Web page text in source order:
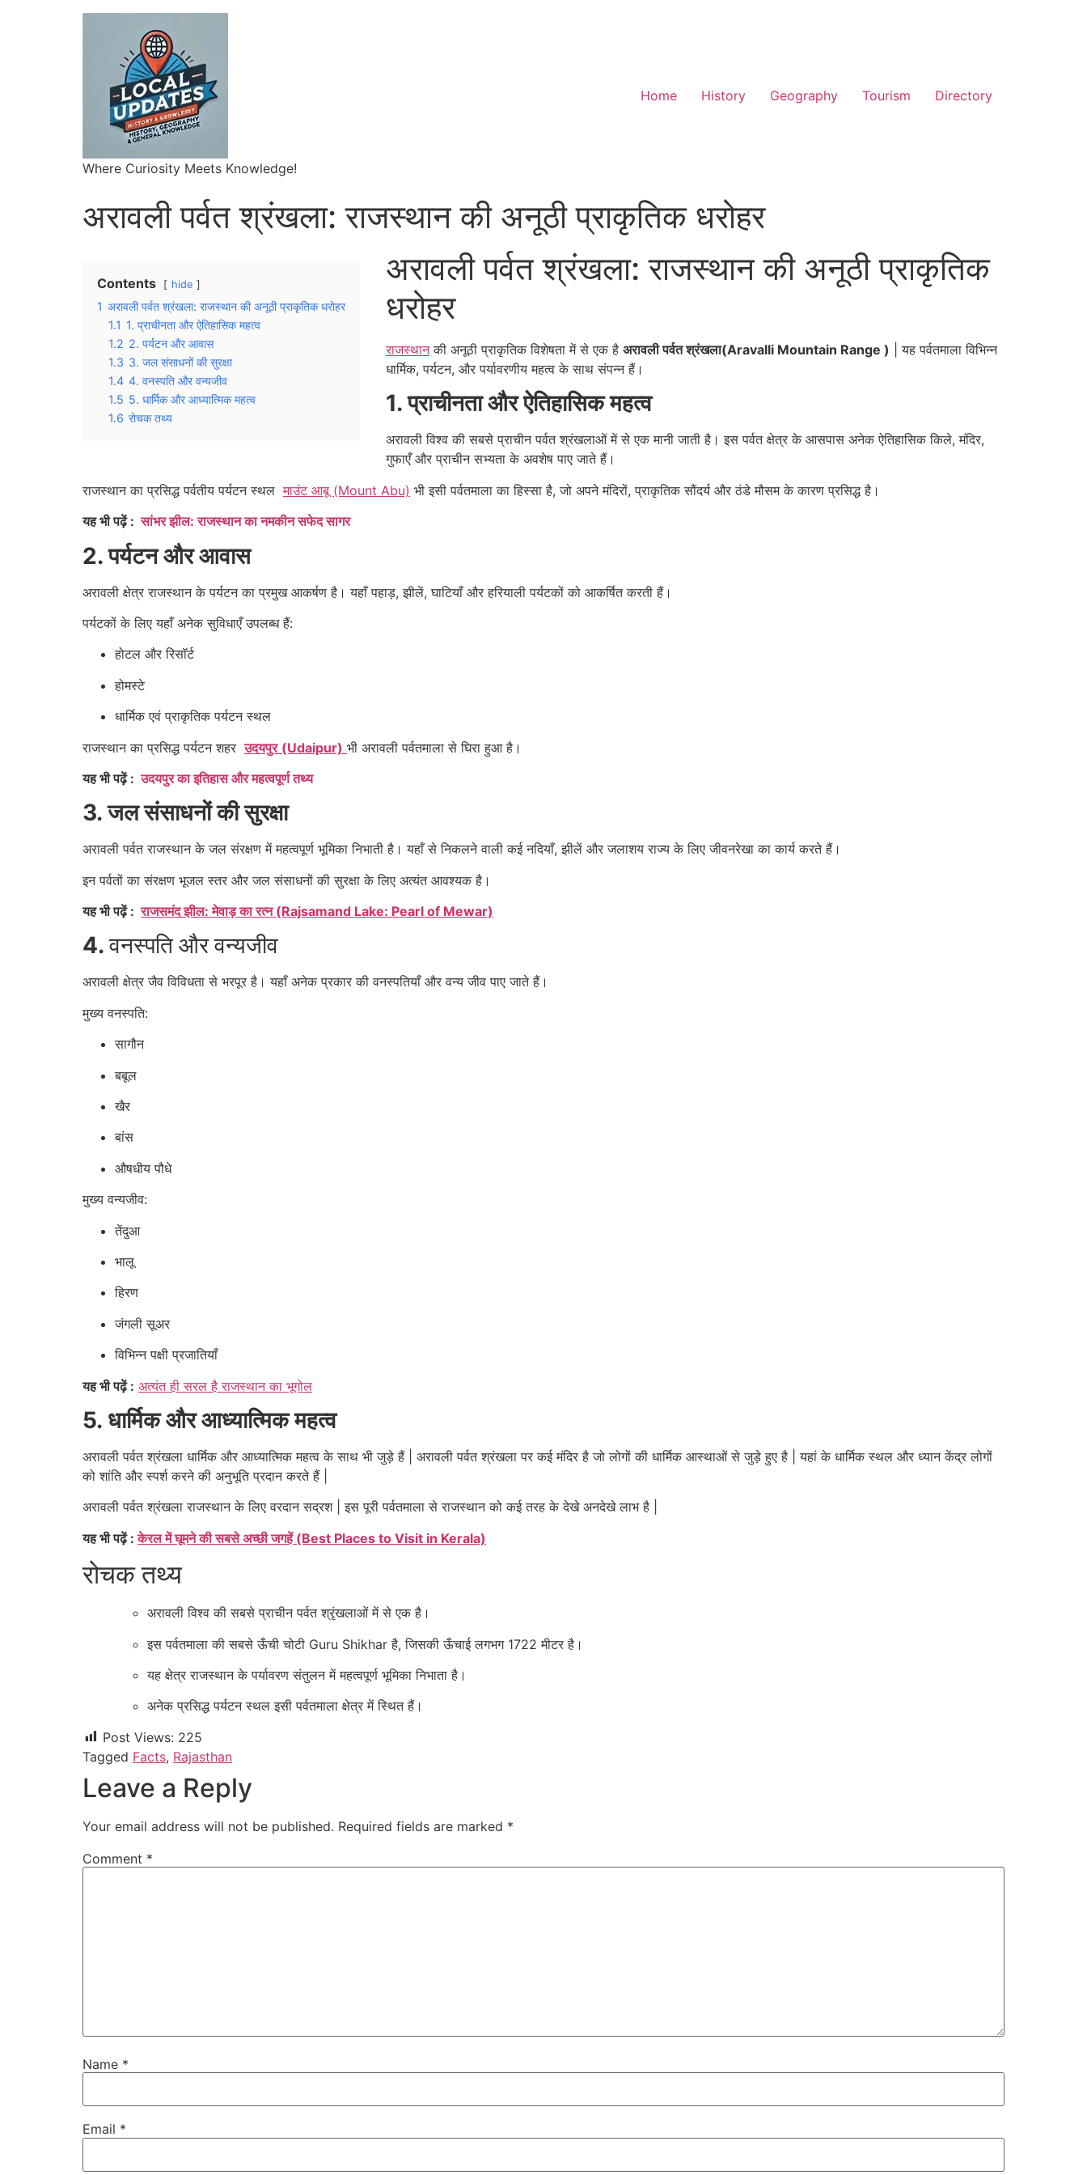
Where Curiosity Meets Knowledge!
Home History Geography Tourism Directory
अरावली पर्वत श्रंखला: राजस्थान की अनूठी प्राकृतिक धरोहर
Contents hide
1 अरावली पर्वत श्रंखला: राजस्थान की अनूठी प्राकृतिक धरोहर
1.1 1. प्राचीनता और ऐतिहासिक महत्व
1.2 2. पर्यटन और आवास
1.3 3. जल संसाधनों की सुरक्षा
1.4 4. वनस्पति और वन्यजीव
1.5 5. धार्मिक और आध्यात्मिक महत्व
1.6 रोचक तथ्य
अरावली पर्वत श्रंखला: राजस्थान की अनूठी प्राकृतिक
धरोहर
राजस्थानकी अनूठी प्राकृतिक विशेषता में से एक है अरावली पर्वत श्रंखला(Aravalli Mountain Range ) | यह पर्वतमाला विभिन्न
धार्मिक, पर्यटन, और पर्यावरणीय महत्व के साथ संपन्न हैं।
1. प्राचीनता और ऐतिहासिक महत्व
अरावली विश्व की सबसे प्राचीन पर्वत श्रंखलाओं में से एक मानी जाती है। इस पर्वत क्षेत्र के आसपास अनेक ऐतिहासिक किले, मंदिर,
गुफाएँ और प्राचीन सभ्यता के अवशेष पाए जाते हैं।
राजस्थान का प्रसिद्ध पर्वतीय पर्यटन स्थलमाउंट आबू (Mount Abu) भी इसी पर्वतमाला का हिस्सा है, जो अपने मंदिरों, प्राकृतिक सौंदर्य और ठंडे मौसम के कारण प्रसिद्ध है।
यह भी पढ़ें :सांभर झील: राजस्थान का नमकीन सफेद सागर
2. पर्यटन और आवास
अरावली क्षेत्र राजस्थान के पर्यटन का प्रमुख आकर्षण है। यहाँ पहाड़, झीलें, घाटियाँ और हरियाली पर्यटकों को आकर्षित करती हैं।
पर्यटकों के लिए यहाँ अनेक सुविधाएँ उपलब्ध हैं:
होटल और रिसॉर्ट
होमस्टे
धार्मिक एवं प्राकृतिक पर्यटन स्थल
राजस्थान का प्रसिद्ध पर्यटन शहरउदयपुर (Udaipur) भी अरावली पर्वतमाला से घिरा हुआ है।
यह भी पढ़ें :उदयपुर का इतिहास और महत्वपूर्ण तथ्य
3. जल संसाधनों की सुरक्षा
अरावली पर्वत राजस्थान के जल संरक्षण में महत्वपूर्ण भूमिका निभाती है। यहाँ से निकलने वाली कई नदियाँ, झीलें और जलाशय राज्य के लिए जीवनरेखा का कार्य करते हैं।
इन पर्वतों का संरक्षण भूजल स्तर और जल संसाधनों की सुरक्षा के लिए अत्यंत आवश्यक है।
यह भी पढ़ें :राजसमंद झील: मेवाड़ का रत्न (Rajsamand Lake: Pearl of Mewar)
4.वनस्पति और वन्यजीव
अरावली क्षेत्र जैव विविधता से भरपूर है। यहाँ अनेक प्रकार की वनस्पतियाँ और वन्य जीव पाए जाते हैं।
मुख्य वनस्पति:
सागौन
बबूल
खैर
बांस
औषधीय पौधे
मुख्य वन्यजीव:
तेंदुआ
भालू
हिरण
जंगली सूअर
विभिन्न पक्षी प्रजातियाँ
यह भी पढ़ें : अत्यंत ही सरल है राजस्थान का भूगोल
5. धार्मिक और आध्यात्मिक महत्व
अरावली पर्वत श्रंखला धार्मिक और आध्यात्मिक महत्व के साथ भी जुड़े हैं | अरावली पर्वत श्रंखला पर कई मंदिर है जो लोगों की धार्मिक आस्थाओं से जुड़े हुए है | यहां के धार्मिक स्थल और ध्यान केंद्र लोगों
को शांति और स्पर्श करने की अनुभूति प्रदान करते हैं |
अरावली पर्वत श्रंखला राजस्थान के लिए वरदान सद्रश | इस पूरी पर्वतमाला से राजस्थान को कई तरह के देखे अनदेखे लाभ है |
यह भी पढ़ें :केरल में घूमने की सबसे अच्छी जगहें (Best Places to Visit in Kerala)
रोचक तथ्य
अरावली विश्व की सबसे प्राचीन पर्वत श्रृंखलाओं में से एक है।
इस पर्वतमाला की सबसे ऊँची चोटी Guru Shikhar है, जिसकी ऊँचाई लगभग 1722 मीटर है।
यह क्षेत्र राजस्थान के पर्यावरण संतुलन में महत्वपूर्ण भूमिका निभाता है।
अनेक प्रसिद्ध पर्यटन स्थल इसी पर्वतमाला क्षेत्र में स्थित हैं।
Post Views: 225
Tagged Facts, Rajasthan
Leave a Reply
Your email address will not be published. Required fields are marked *
Comment *
Name *
Email *